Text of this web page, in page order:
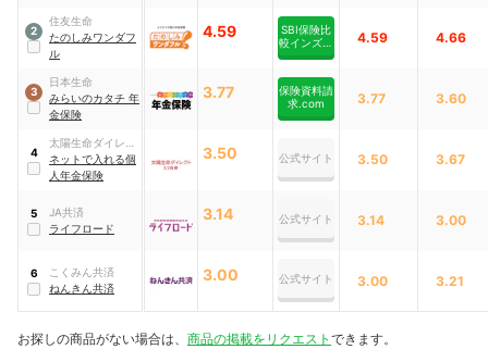
2
住友生命
たのしみワンダフ
ル
4.59
SBI保険比
較インズウ
4.59 4.66
3
日本生命
みらいのカタチ 年
金保険
3.77
保険資料請
求.com
3.77 3.60
4
太陽生命ダイレク
ト
ネットで入れる個
人年金保険
3.50 公式サイト 3.50 3.67
5
JA共済
ライフロード
3.14 公式サイト 3.14 3.00
6
こくみん共済
ねんきん共済
3.00 公式サイト 3.00 3.21
お探しの商品がない場合は、 商品の掲載をリクエスト できます。